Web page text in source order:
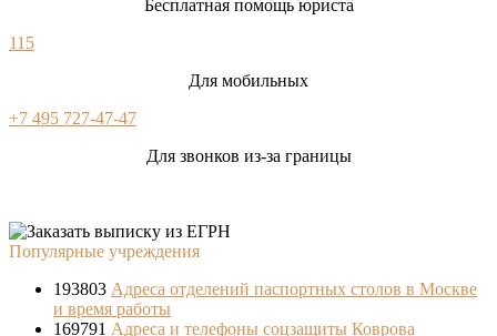
Бесплатная помощь юриста
115
Для мобильных
+7 495 727-47-47
Для звонков из-за границы
Популярные учреждения
193803 Адреса отделений паспортных столов в Москве
и время работы
169791 Адреса и телефоны соцзащиты Коврова